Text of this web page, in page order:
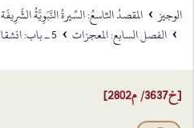
الوجيز › المقصدُ التّاسعُ: السِّيرةُ النَّبَوِيَّةُ الشَّرِيفَة
› الفصل السابع: المعجزات › 5 ـ باب: انشقاق القمر
[خ3637/ م2802]